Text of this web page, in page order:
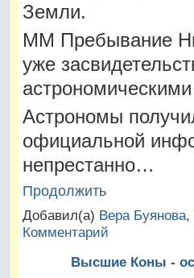
Земли.
ММ Пребывание
уже
Астрономы
официальной
непрестанно…
Продолжить
Добавил(а) Вера Буянова,
Комментарий
Высшие Коны -